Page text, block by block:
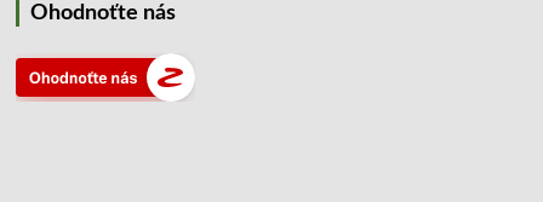
Ohodnoťte nás